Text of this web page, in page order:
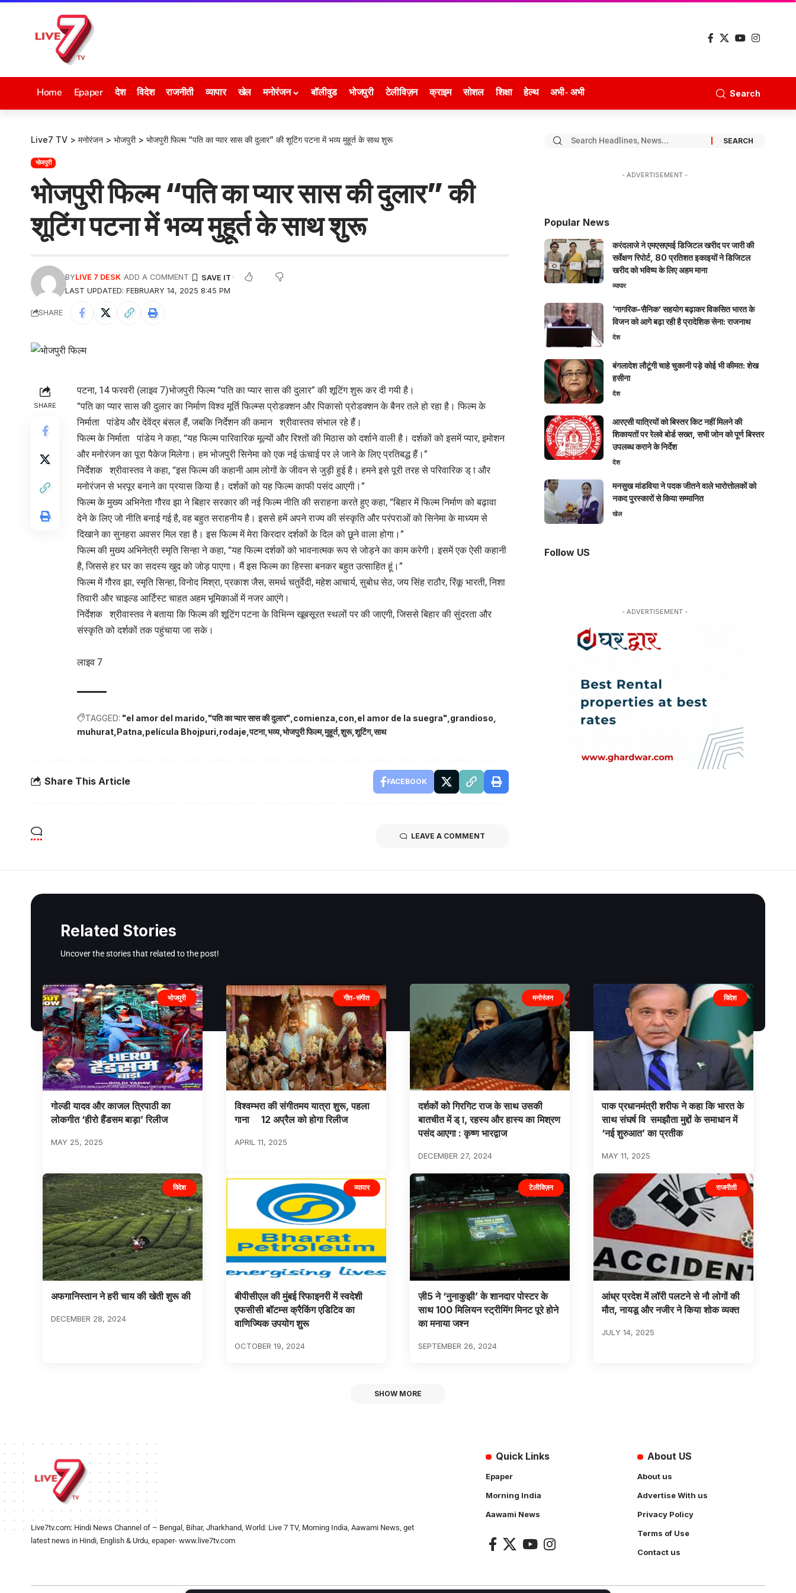
Home Epaper देश विदेश राजनीती व्यापार खेल मनोरंजन बॉलीवुड भोजपुरी टेलीविज़न क्राइम सोशल शिक्षा हेल्थ अभी- अभी Search
Live7 TV > मनोरंजन > भोजपुरी> भोजपुरी फिल्म “पति का प्यार सास की दुलार” की शूटिंग पटना में भव्य मुहूर्त के साथ शुरू
भोजपुरी
भोजपुरी फिल्म “पति का प्यार सास की दुलार” की
शूटिंग पटना में भव्य मुहूर्त के साथ शुरू
LAST UPDATED: FEBRUARY 14, 2025 8:45 PM
BYLIVE 7 DESK ADD A COMMENT
SHARE
SHARE
पटना, 14 फरवरी (लाइव 7)भोजपुरी फिल्म “पति का प्यार सास की दुलार” की शूटिंग शुरू कर दी गयी है।
“पति का प्यार सास की दुलार का निर्माण विश्व मूर्ति फिल्म्स प्रोडक्शन और पिकासो प्रोडक्शन के बैनर तले हो रहा है। फिल्म के
निर्माता पांडेय और देवेंद्र बंसल हैं, जबकि निर्देशन की कमान श्रीवास्तव संभाल रहे हैं।
फिल्म के निर्माता पांडेय ने कहा, “यह फिल्म पारिवारिक मूल्यों और रिश्तों की मिठास को दर्शाने वाली है। दर्शकों को इसमें प्यार, इमोशन
और मनोरंजन का पूरा पैकेज मिलेगा। हम भोजपुरी सिनेमा को एक नई ऊंचाई पर ले जाने के लिए प्रतिबद्ध हैं।”
निर्देशक श्रीवास्तव ने कहा, “इस फिल्म की कहानी आम लोगों के जीवन से जुड़ी हुई है। हमने इसे पूरी तरह से परिवारिक ड् ा और
मनोरंजन से भरपूर बनाने का प्रयास किया है। दर्शकों को यह फिल्म काफी पसंद आएगी।”
फिल्म के मुख्य अभिनेता गौरव झा ने बिहार सरकार की नई फिल्म नीति की सराहना करते हुए कहा, “बिहार में फिल्म निर्माण को बढ़ावा
देने के लिए जो नीति बनाई गई है, वह बहुत सराहनीय है। इससे हमें अपने राज्य की संस्कृति और परंपराओं को सिनेमा के माध्यम से
दिखाने का सुनहरा अवसर मिल रहा है। इस फिल्म में मेरा किरदार दर्शकों के दिल को छूने वाला होगा।”
फिल्म की मुख्य अभिनेत्री स्मृति सिन्हा ने कहा, “यह फिल्म दर्शकों को भावनात्मक रूप से जोड़ने का काम करेगी। इसमें एक ऐसी कहानी
है, जिससे हर घर का सदस्य खुद को जोड़ पाएगा। मैं इस फिल्म का हिस्सा बनकर बहुत उत्साहित हूं।”
फिल्म में गौरव झा, स्मृति सिन्हा, विनोद मिश्रा, प्रकाश जैस, समर्थ चतुर्वेदी, महेश आचार्य, सुबोध सेठ, जय सिंह राठौर, रिंकू भारती, निशा
तिवारी और चाइल्ड आर्टिस्ट चाहत अहम भूमिकाओं में नजर आएंगे।
निर्देशक श्रीवास्तव ने बताया कि फिल्म की शूटिंग पटना के विभिन्न खूबसूरत स्थलों पर की जाएगी, जिससे बिहार की सुंदरता और
संस्कृति को दर्शकों तक पहुंचाया जा सके।
लाइव 7
TAGGED: "el amor del marido "पति का प्यार सास की दुलार" comienza con el amor de la suegra" grandioso
muhurat Patna película Bhojpuri rodaje पटना भव्य भोजपुरी फिल्म मुहूर्त शुरू शूटिंग साथ
Share This Article FACEBOOK
LEAVE A COMMENT
- ADVERTISEMENT -
Popular News
करंदलाजे ने एमएसएमई डिजिटल खरीद पर जारी की
सर्वेक्षण रिपोर्ट, 80 प्रतिशत इकाइयों ने डिजिटल
खरीद को भविष्य के लिए अहम माना
व्यापार
‘नागरिक-सैनिक’ सहयोग बढ़ाकर विकसित भारत के
विजन को आगे बढ़ा रही है प्रादेशिक सेना: राजनाथ
देश
बंगलादेश लौटूंगी चाहे चुकानी पड़े कोई भी कीमत: शेख
हसीना
देश
आरएसी यात्रियों को बिस्तर किट नहीं मिलने की
शिकायतों पर रेलवे बोर्ड सख्त, सभी जोन को पूर्ण बिस्तर
उपलब्ध कराने के निर्देश
देश
मनसुख मांडविया ने पदक जीतने वाले भारोत्तोलकों को
नकद पुरस्कारों से किया सम्मानित
खेल
Follow US
- ADVERTISEMENT -
Related Stories
Uncover the stories that related to the post!
भोजपुरी
गोल्डी यादव और काजल त्रिपाठी का
लोकगीत ‘हीरो हैंडसम बाड़ा’ रिलीज
MAY 25, 2025
गीत-संगीत
विश्वम्भरा की संगीतमय यात्रा शुरू, पहला
गाना 12 अप्रैल को होगा रिलीज
APRIL 11, 2025
मनोरंजन
दर्शकों को गिरगिट राज के साथ उसकी
बातचीत में ड् ा, रहस्य और हास्य का मिश्रण
पसंद आएगा : कृष्ण भारद्वाज
DECEMBER 27, 2024
विदेश
पाक प्रधानमंत्री शरीफ ने कहा कि भारत के
साथ संघर्ष वि समझौता मुद्दों के समाधान में
‘नई शुरुआत’ का प्रतीक
MAY 11, 2025
विदेश
अफगानिस्तान ने हरी चाय की खेती शुरू की
DECEMBER 28, 2024
व्यापार
बीपीसीएल की मुंबई रिफाइनरी में स्वदेशी
एफसीसी बॉटम्स क्रैकिंग एडिटिव का
वाणिज्यिक उपयोग शुरू
OCTOBER 19, 2024
टेलीविज़न
ज़ी5 ने ‘नुनाकुझी’ के शानदार पोस्टर के
साथ 100 मिलियन स्ट्रीमिंग मिनट पूरे होने
का मनाया जश्न
SEPTEMBER 26, 2024
राजनीती
आंध्र प्रदेश में लॉरी पलटने से नौ लोगों की
मौत, नायडू और नजीर ने किया शोक व्यक्त
JULY 14, 2025
SHOW MORE
Live7tv.com: Hindi News Channel of – Bengal, Bihar, Jharkhand, World: Live 7 TV, Morning India, Aawami News, get
latest news in Hindi, English & Urdu, epaper- www.live7tv.com
Quick Links
Epaper
Morning India
Aawami News
About US
About us
Advertise With us
Privacy Policy
Terms of Use
Contact us